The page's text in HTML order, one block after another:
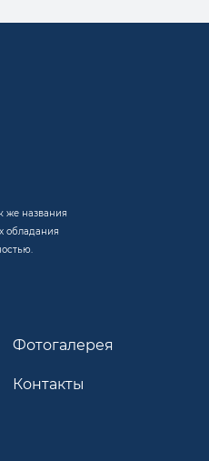
же названия
обладания
Фотогалерея
Контакты